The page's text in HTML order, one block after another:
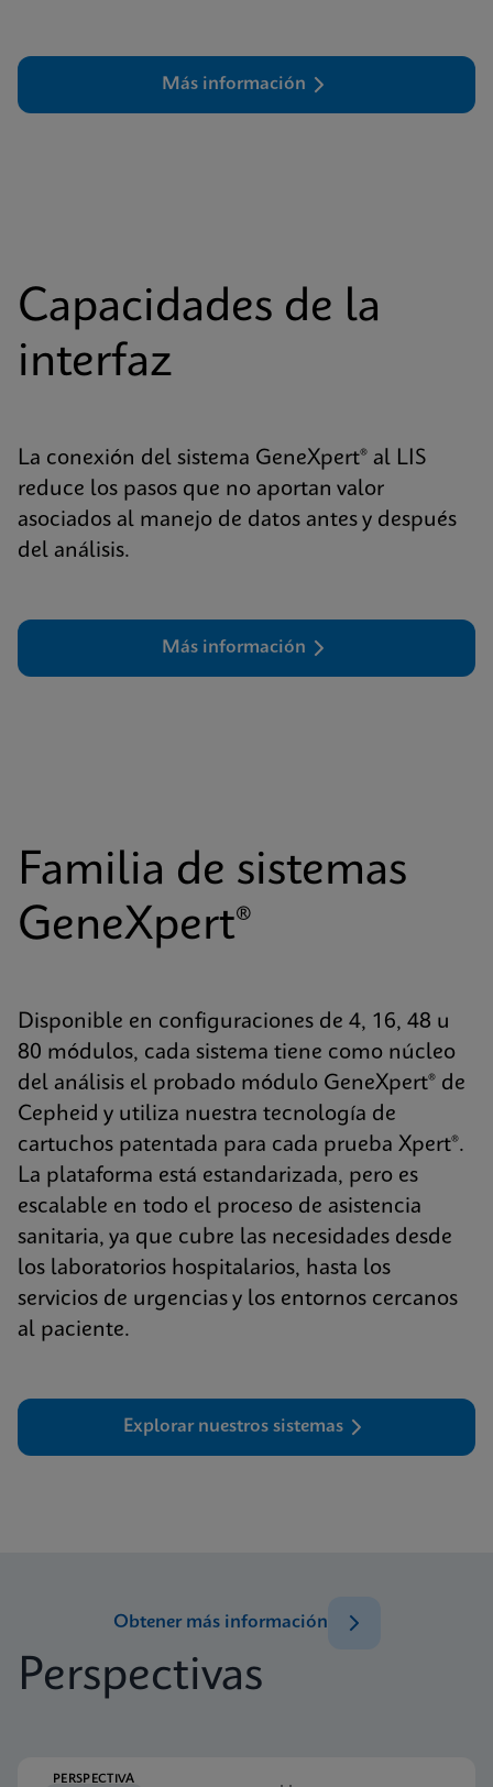
Más información
Capacidades de la
interfaz
La conexión del sistema GeneXpert® al LIS
reduce los pasos que no aportan valor
asociados al manejo de datos antes y después
del análisis.
Más información
Familia de sistemas
GeneXpert®
Disponible en configuraciones de 4, 16, 48 u
80 módulos, cada sistema tiene como núcleo
del análisis el probado módulo GeneXpert® de
Cepheid y utiliza nuestra tecnología de
cartuchos patentada para cada prueba Xpert®.
La plataforma está estandarizada, pero es
escalable en todo el proceso de asistencia
sanitaria, ya que cubre las necesidades desde
los laboratorios hospitalarios, hasta los
servicios de urgencias y los entornos cercanos
al paciente.
Explorar nuestros sistemas
Perspectivas
Obtener más información
PERSPECTIVA